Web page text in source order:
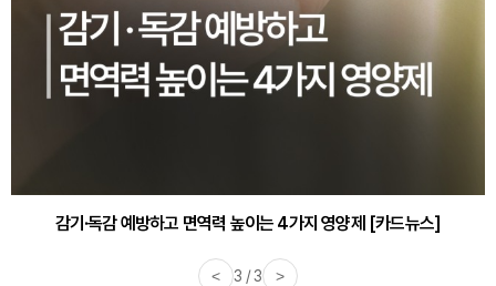
감기·독감 예방하고 면역력 높이는 4가지 영양제 [카드뉴스]
< 3 / 3 >